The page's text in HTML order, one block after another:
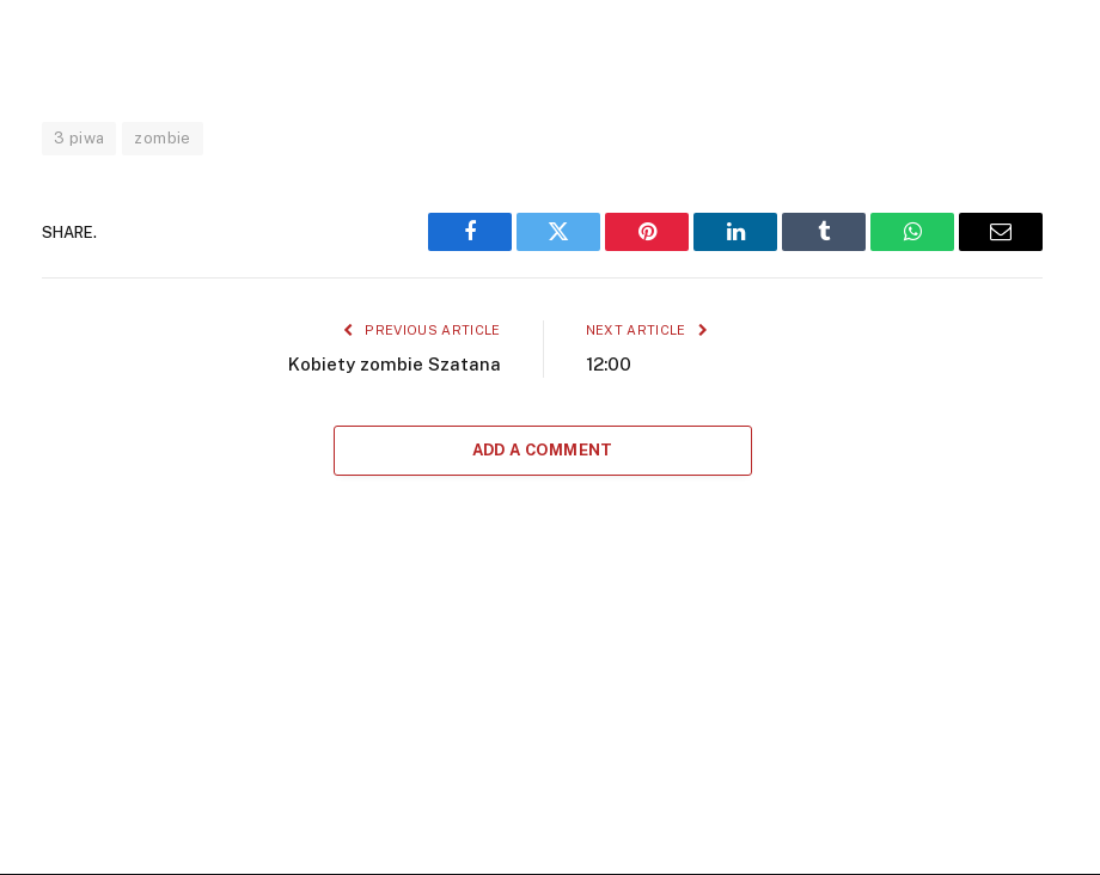
3 piwa zombie
SHARE.
Facebook Twitter Pinterest LinkedIn Tumblr WhatsAppEmail
PREVIOUS ARTICLE
Kobiety zombie Szatana
NEXT ARTICLE
12:00
ADD A COMMENT